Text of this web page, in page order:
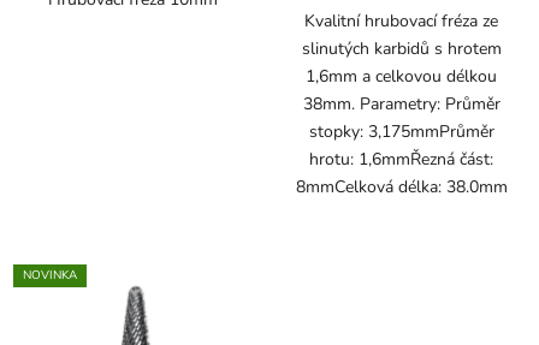
Kvalitní hrubovací fréza ze
slinutých karbidů s hrotem
1,6mm a celkovou délkou
38mm. Parametry: Průměr
stopky: 3,175mmPrůměr
hrotu: 1,6mmŘezná část:
8mmCelková délka: 38.0mm
NOVINKA